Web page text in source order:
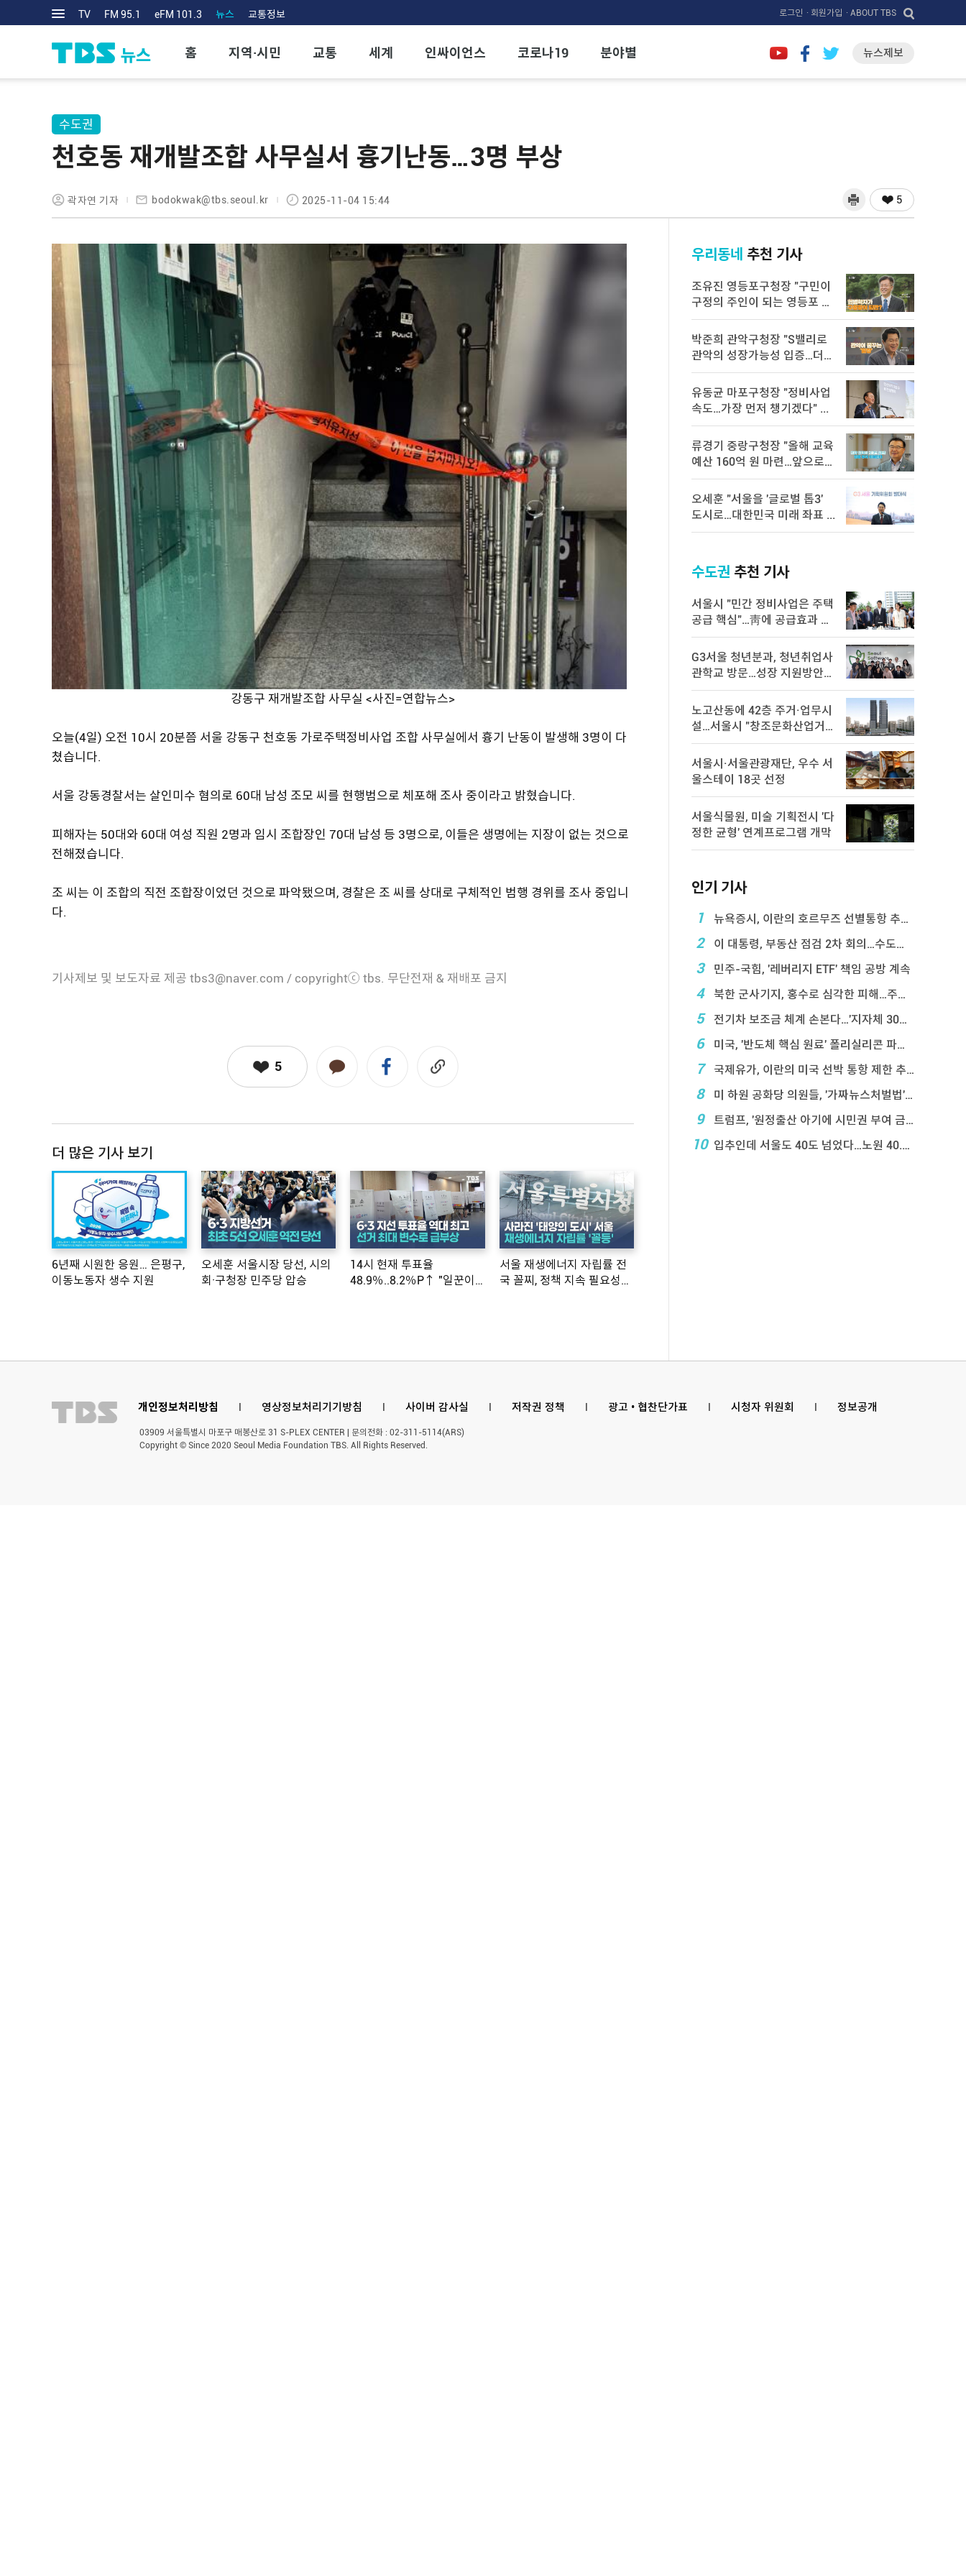
TV FM 95.1 eFM 101.3 뉴스 교통정보 로그인 · 회원가입 · ABOUT TBS
홈 지역·시민 교통 세계 인싸이언스 코로나19 분야별 뉴스제보
수도권
천호동 재개발조합 사무실서 흉기난동…3명 부상
곽자연 기자 bodokwak@tbs.seoul.kr 2025-11-04 15:44 5
강동구 재개발조합 사무실 <사진=연합뉴스>
오늘(4일) 오전 10시 20분쯤 서울 강동구 천호동 가로주택정비사업 조합 사무실에서 흉기 난동이 발생해 3명이 다
쳤습니다.
서울 강동경찰서는 살인미수 혐의로 60대 남성 조모 씨를 현행범으로 체포해 조사 중이라고 밝혔습니다.
피해자는 50대와 60대 여성 직원 2명과 임시 조합장인 70대 남성 등 3명으로, 이들은 생명에는 지장이 없는 것으로
전해졌습니다.
조 씨는 이 조합의 직전 조합장이었던 것으로 파악됐으며, 경찰은 조 씨를 상대로 구체적인 범행 경위를 조사 중입니
다.
기사제보 및 보도자료 제공 tbs3@naver.com / copyrightⓒ tbs. 무단전재 & 재배포 금지
5
더 많은 기사 보기
6년째 시원한 응원… 은평구,
이동노동자 생수 지원
오세훈 서울시장 당선, 시의
회·구청장 민주당 압승
14시 현재 투표율
48.9％..8.2％P↑ "일꾼이
서울 재생에너지 자립률 전
국 꼴찌, 정책 지속 필요성
우리동네 추천 기사
조유진 영등포구청장 "구민이
구정의 주인이 되는 영등포 만
들 ...
박준희 관악구청장 "S밸리로
관악의 성장가능성 입증…더욱
속 ...
유동균 마포구청장 "정비사업
속도…가장 먼저 챙기겠다" ...
류경기 중랑구청장 "올해 교육
예산 160억 원 마련…앞으로도
...
오세훈 "서울을 '글로벌 톱3'
도시로…대한민국 미래 좌표 ...
수도권 추천 기사
서울시 "민간 정비사업은 주택
공급 핵심"…靑에 공급효과 백
서 전달
G3서울 청년분과, 청년취업사
관학교 방문…성장 지원방안
논의
노고산동에 42층 주거·업무시
설…서울시 "창조문화산업거
점 육성"
서울시·서울관광재단, 우수 서
울스테이 18곳 선정
서울식물원, 미술 기획전시 '다
정한 균형' 연계프로그램 개막
인기 기사
1
뉴욕증시, 이란의 호르무즈 선별통항 추진에 하락
2 이 대통령, 부동산 점검 2차 회의…수도권 공급대책 ...
3 민주-국힘, '레버리지 ETF' 책임 공방 계속
4 북한 군사기지, 홍수로 심각한 피해…주택 수백채 파괴
5 전기차 보조금 체계 손본다…'지자체 30％ 매칭' ...
6 미국, '반도체 핵심 원료' 폴리실리콘 파생상품에 ...
7 국제유가, 이란의 미국 선박 통항 제한 추진에 상승
8 미 하원 공화당 의원들, '가짜뉴스처벌법' 항의 서한
9 트럼프, '원정출산 아기에 시민권 부여 금지' 행정 ...
10 입추인데 서울도 40도 넘었다…노원 40.2도 기록
개인정보처리방침 영상정보처리기기방침 사이버 감사실 저작권 정책 광고 • 협찬단가표 시청자 위원회 정보공개
03909 서울특별시 마포구 매봉산로 31 S-PLEX CENTER | 문의전화 : 02-311-5114(ARS)
Copyright © Since 2020 Seoul Media Foundation TBS. All Rights Reserved.